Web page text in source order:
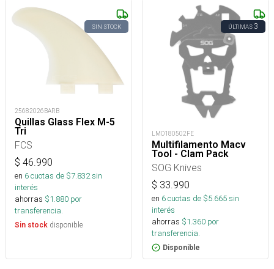
SIN STOCK
25682026BARB
Quillas Glass Flex M-5
Tri
FCS
$ 46.990
en 6cuotas de $7.832sin
interés
ahorras $1.880 por
transferencia.
Sin stock disponible
ÚLTIMAS3
LMO180502FE
Multifilamento Macv
Tool - Clam Pack
SOG Knives
$ 33.990
en 6cuotas de $5.665sin
interés
ahorras $1.360 por
transferencia.
Disponible